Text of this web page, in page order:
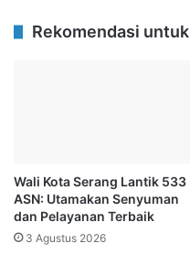
Rekomendasi
Wali Kota Serang Lantik 533
ASN: Utamakan Senyuman
dan Pelayanan Terbaik
3 Agustus 2026